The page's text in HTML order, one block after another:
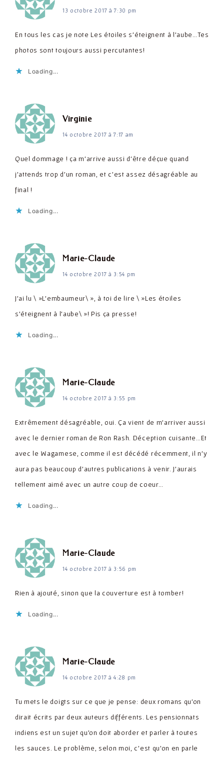
13 octobre 2017 à 7:30 pm
En tous les cas je note Les étoiles s'éteignent à l'aube…Tes
photos sont toujours aussi percutantes!
Loading...
Virginiedit :
14 octobre 2017 à 7:17 am
Quel dommage ! ça m'arrive aussi d'être déçue quand
j'attends trop d'un roman, et c'est assez désagréable au
final !
Loading...
Marie-Claudedit :
14 octobre 2017 à 3:54 pm
J'ai lu \ »L'embaumeur\ », à toi de lire \ »Les étoiles
s'éteignent à l'aube\ »! Pis ça presse!
Loading...
Marie-Claudedit :
14 octobre 2017 à 3:55 pm
Extrêmement désagréable, oui. Ça vient de m'arriver aussi
avec le dernier roman de Ron Rash. Déception cuisante…Et
avec le Wagamese, comme il est décédé récemment, il n'y
aura pas beaucoup d'autres publications à venir. J'aurais
tellement aimé avec un autre coup de coeur…
Loading...
Marie-Claudedit :
14 octobre 2017 à 3:56 pm
Rien à ajouté, sinon que la couverture est à tomber!
Loading...
Marie-Claudedit :
14 octobre 2017 à 4:28 pm
Tu mets le doigts sur ce que je pense: deux romans qu'on
dirait écrits par deux auteurs différents. Les pensionnats
indiens est un sujet qu'on doit aborder et parler à toutes
les sauces. Le problème, selon moi, c'est qu'on en parle